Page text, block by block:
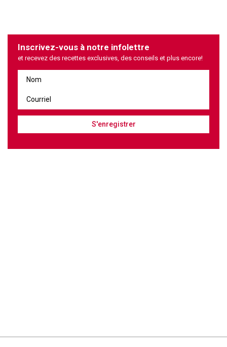
Inscrivez-vous à notre infolettre
et recevez des recettes exclusives, des conseils et plus encore!